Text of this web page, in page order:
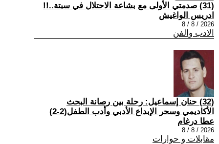
(31) صدمتي الأولى مع بشاعة الاحتلال في سبتة..!!
ادريس الواغيش
2026 / 8 / 8
الادب والفن
(32) حنان إسماعيل: رحلة بين رصانة البحث
الأكاديمي وسحر الإبداع الأدبي وأدب الطفل(2-2)
عطا درغام
2026 / 8 / 8
مقابلات و حوارات